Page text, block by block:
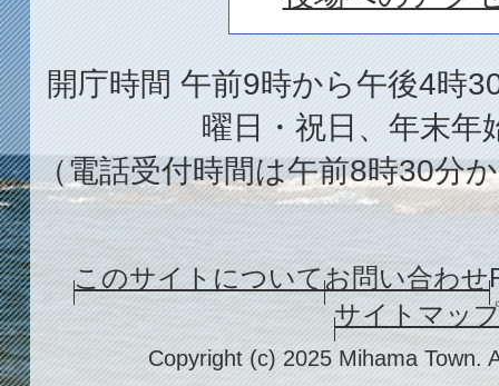
開庁時間 午前9時から午後4時
曜日・祝日、年末年
（電話受付時間は午前8時30分
このサイトについてお問い合わせ
サイトマッ
Copyright (c) 2025 Mihama Town.